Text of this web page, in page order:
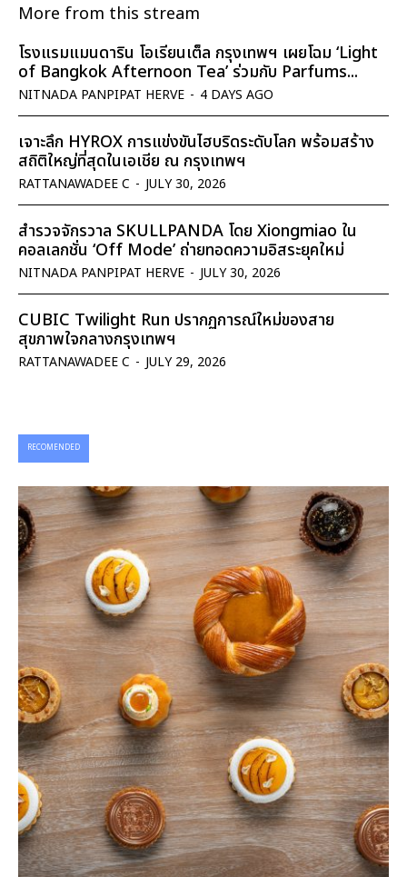
More from this stream
โรงแรมแมนดาริน โอเรียนเต็ล กรุงเทพฯ เผยโฉม ‘Light
of Bangkok Afternoon Tea’ ร่วมกับ Parfums...
NITNADA PANPIPAT HERVE - 4 DAYS AGO
เจาะลึก HYROX การแข่งขันไฮบริดระดับโลก พร้อมสร้าง
สถิติใหญ่ที่สุดในเอเชีย ณ กรุงเทพฯ
RATTANAWADEE C - JULY 30, 2026
สำรวจจักรวาล SKULLPANDA โดย Xiongmiao ใน
คอลเลกชั่น ‘Off Mode’ ถ่ายทอดความอิสระยุคใหม่
NITNADA PANPIPAT HERVE - JULY 30, 2026
CUBIC Twilight Run ปรากฏการณ์ใหม่ของสาย
สุขภาพใจกลางกรุงเทพฯ
RATTANAWADEE C - JULY 29, 2026
RECOMENDED